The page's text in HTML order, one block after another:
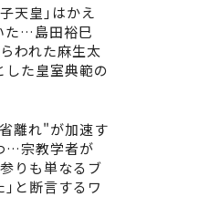
天皇｣はかえ
た…島田裕巳
われた麻生太
した皇室典範の
離れ"が加速す
…宗教学者が
りも単なるブ
｣と断言するワ